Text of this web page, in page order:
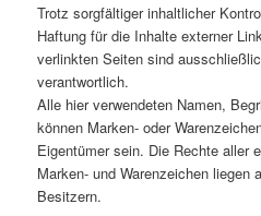
Trotz sorgfältiger inhaltlicher
Haftung für die Inhalte externer
verlinkten Seiten sind
verantwortlich.
Alle hier verwendeten Namen,
können Marken- oder
Eigentümer sein. Die Rechte aller
Marken- und Warenzeichen liegen
Besitzern.